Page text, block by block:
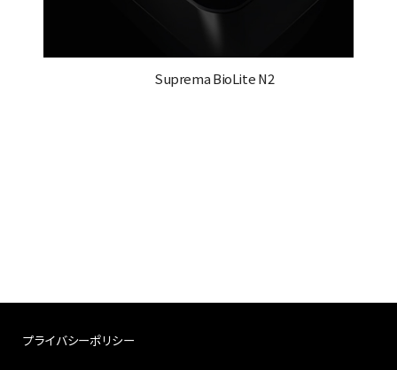
Suprema BioLite N2
プライバシーポリシー